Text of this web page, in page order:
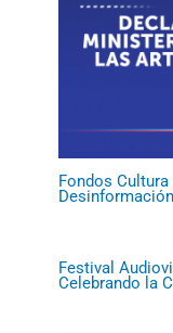
Fondos
Desinformación
Festival
Celebrando la